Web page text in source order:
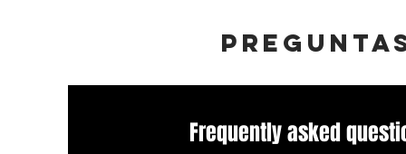
Frequently asked